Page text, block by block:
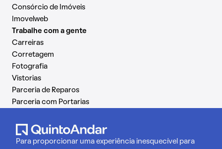
Consórcio de Imóveis
Imovelweb
Trabalhe com a gente
Carreiras
Corretagem
Fotografia
Vistorias
Parceria de Reparos
Parceria com Portarias
Para proporcionar uma experiência inesquecível para